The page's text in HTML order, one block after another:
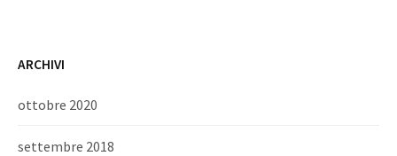
ARCHIVI
ottobre 2020
settembre 2018